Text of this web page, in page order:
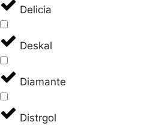
Delicia
Deskal
Diamante
Distrgol